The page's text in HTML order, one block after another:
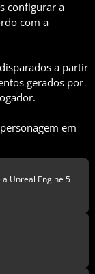
configurar a
com a
a partir
gerados por
em
Unreal Engine 5